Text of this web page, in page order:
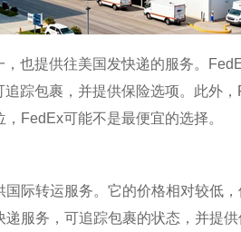
也提供往美国发快递的服务。
踪包裹，并提供保险选项。此外
FedEx可能不是最便宜的选择。
际转运服务。它的价格相对较低
服务，可追踪包裹的状态，并提